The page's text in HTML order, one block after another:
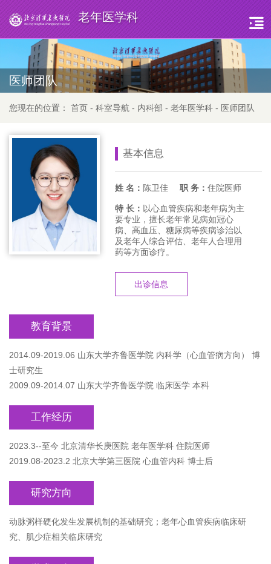
老年医学科
医师团队
您现在的位置： 首页 - 科室导航 - 内科部 - 老年医学科 - 医师团队
基本信息
姓 名： 陈卫佳 职 务：住院医师
特 长： 以心血管疾病和老年病为主
要专业，擅长老年常见病如冠心
病、高血压、糖尿病等疾病诊治以
及老年人综合评估、老年人合理用
药等方面诊疗。
出诊信息
教育背景
2014.09-2019.06 山东大学齐鲁医学院 内科学（心血管病方向） 博
士研究生
2009.09-2014.07 山东大学齐鲁医学院 临床医学 本科
工作经历
2023.3--至今 北京清华长庚医院 老年医学科 住院医师
2019.08-2023.2 北京大学第三医院 心血管内科 博士后
研究方向
动脉粥样硬化发生发展机制的基础研究；老年心血管疾病临床研
究、肌少症相关临床研究